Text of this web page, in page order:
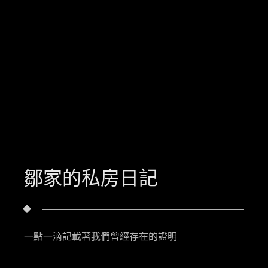
鄒家的私房日記
一點一滴記載著我們曾經存在的證明